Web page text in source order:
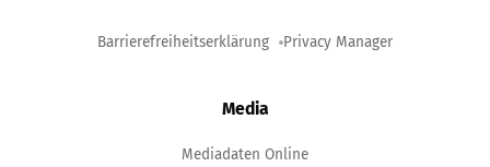
Barrierefreiheitserklärung Privacy Manager
Media
Mediadaten Online